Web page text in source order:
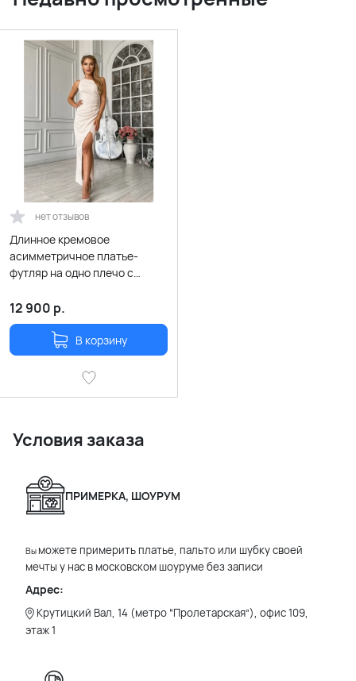
нет отзывов
Длинное кремовое
асимметричное платье-
футляр на одно плечо с
12 900 р.
В корзину
Условия заказа
ПРИМЕРКА, ШОУРУМ
Вы можете примерить платье, пальто или шубку своей
мечты у нас в московском шоуруме без записи
Адрес:
Крутицкий Вал, 14 (метро “Пролетарская”), офис 109,
этаж 1